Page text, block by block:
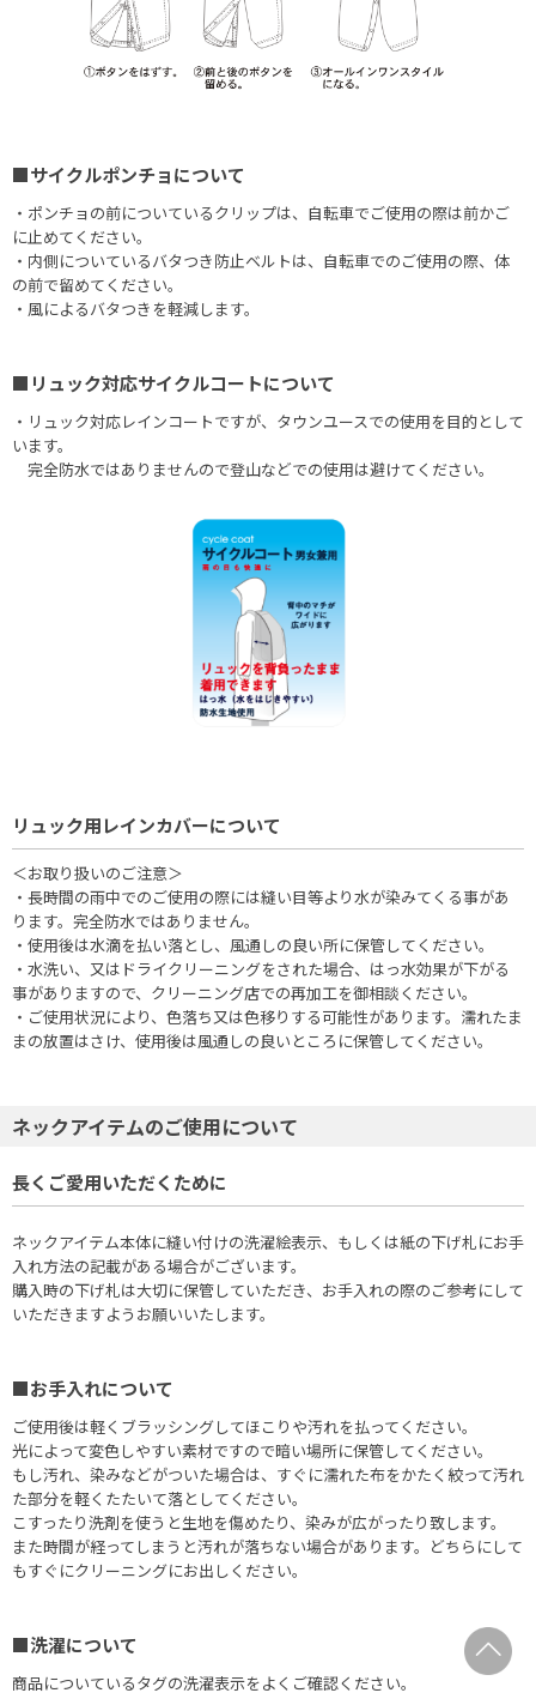
■サイクルポンチョについて
・ポンチョの前についているクリップは、自転車でご使用の際は前かご
に止めてください。
・内側についているバタつき防止ベルトは、自転車でのご使用の際、体
の前で留めてください。
・風によるバタつきを軽減します。
■リュック対応サイクルコートについて
・リュック対応レインコートですが、タウンユースでの使用を目的として
います。
完全防水ではありませんので登山などでの使用は避けてください。
リュック用レインカバーについて
＜お取り扱いのご注意＞
・長時間の雨中でのご使用の際には縫い目等より水が染みてくる事があ
ります。完全防水ではありません。
・使用後は水滴を払い落とし、風通しの良い所に保管してください。
・水洗い、又はドライクリーニングをされた場合、はっ水効果が下がる
事がありますので、クリーニング店での再加工を御相談ください。
・ご使用状況により、色落ち又は色移りする可能性があります。濡れたま
まの放置はさけ、使用後は風通しの良いところに保管してください。
ネックアイテムのご使用について
長くご愛用いただくために
ネックアイテム本体に縫い付けの洗濯絵表示、もしくは紙の下げ札にお手
入れ方法の記載がある場合がございます。
購入時の下げ札は大切に保管していただき、お手入れの際のご参考にして
いただきますようお願いいたします。
■お手入れについて
ご使用後は軽くブラッシングしてほこりや汚れを払ってください。
光によって変色しやすい素材ですので暗い場所に保管してください。
もし汚れ、染みなどがついた場合は、すぐに濡れた布をかたく絞って汚れ
た部分を軽くたたいて落としてください。
こすったり洗剤を使うと生地を傷めたり、染みが広がったり致します。
また時間が経ってしまうと汚れが落ちない場合があります。どちらにして
もすぐにクリーニングにお出しください。
■洗濯について
商品についているタグの洗濯表示をよくご確認ください。